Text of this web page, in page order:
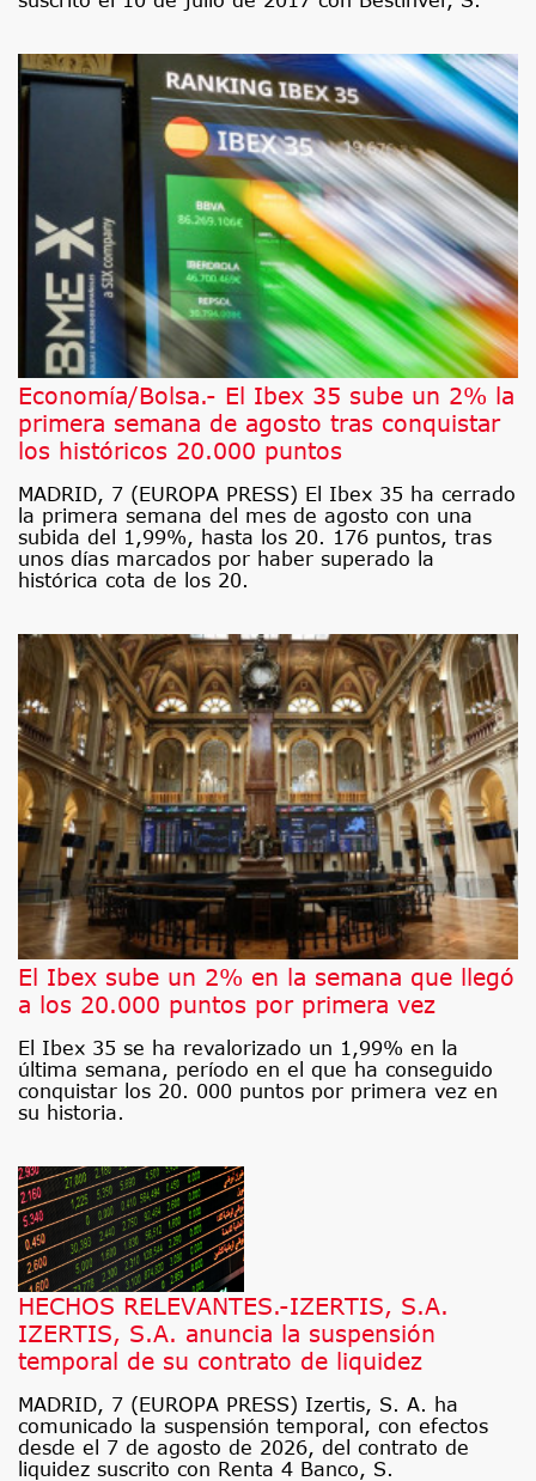
Economía/Bolsa.- El Ibex 35 sube un 2% la
primera semana de agosto tras conquistar
los históricos 20.000 puntos
MADRID, 7 (EUROPA PRESS) El Ibex 35 ha cerrado
la primera semana del mes de agosto con una
subida del 1,99%, hasta los 20. 176 puntos, tras
unos días marcados por haber superado la
histórica cota de los 20.
El Ibex sube un 2% en la semana que llegó
a los 20.000 puntos por primera vez
El Ibex 35 se ha revalorizado un 1,99% en la
última semana, período en el que ha conseguido
conquistar los 20. 000 puntos por primera vez en
su historia.
HECHOS RELEVANTES.-IZERTIS, S.A.
IZERTIS, S.A. anuncia la suspensión
temporal de su contrato de liquidez
MADRID, 7 (EUROPA PRESS) Izertis, S. A. ha
comunicado la suspensión temporal, con efectos
desde el 7 de agosto de 2026, del contrato de
liquidez suscrito con Renta 4 Banco, S.